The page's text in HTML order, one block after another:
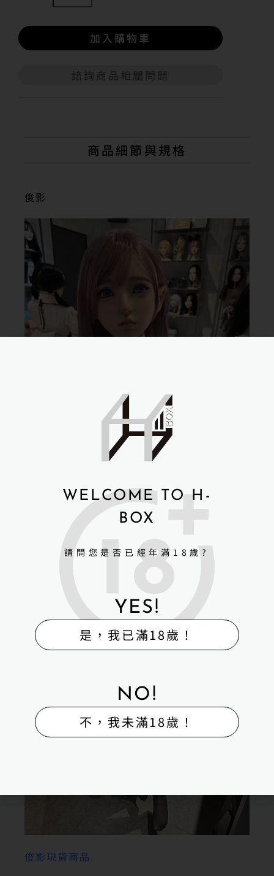
諮詢商品相關問題
加入購物車
商品細節與規格
俊影
俊影現貨商品
WELCOME TO H-
BOX
請問您是否已經年滿18歲?
YES!
是，我已滿18歲！
NO!
不，我未滿18歲！